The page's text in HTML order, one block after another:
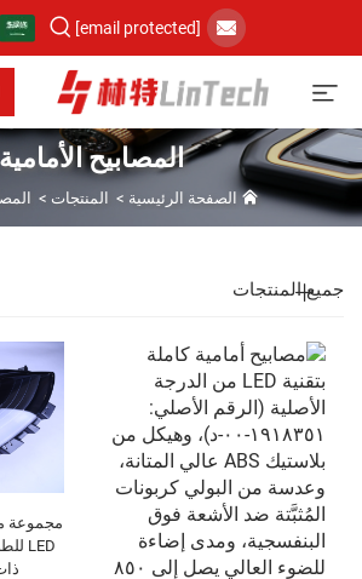
[email protected]
المصابيح الأمامية
الصفحة الرئيسية > المنتجات >
جميع المنتجات
مجموعة